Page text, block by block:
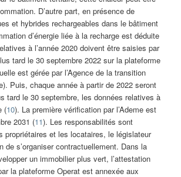
D’autre part, en présence de
et hybrides rechargeables dans le bâtiment
d’énergie liée à la recharge est déduite
à l’année 2020 doivent être saisies par
tard le 30 septembre 2022 sur la plateforme
est gérée par l’Agence de la transition
Puis, chaque année à partir de 2022 seront
tard le 30 septembre, les données relatives à
(10). La première vérification par l’Ademe est
2031 (11). Les responsabilités sont
propriétaires et les locataires, le législateur
de s’organiser contractuellement. Dans la
un immobilier plus vert, l’attestation
la plateforme Operat est annexée aux